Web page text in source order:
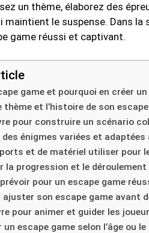
un thème, élaborez des
le suspense. Dans
game réussi et captivant.
game et pourquoi en créer
et l’histoire de son
pour construire un scénario
énigmes variées et adaptées
et de matériel utiliser pour
la progression et le déroulement
pour un escape game
son escape game avant
pour animer et guider les
escape game selon l’âge ou